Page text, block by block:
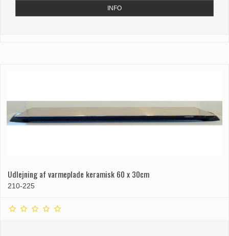
INFO
Udlejning af varmeplade keramisk 60 x 30cm
210-225